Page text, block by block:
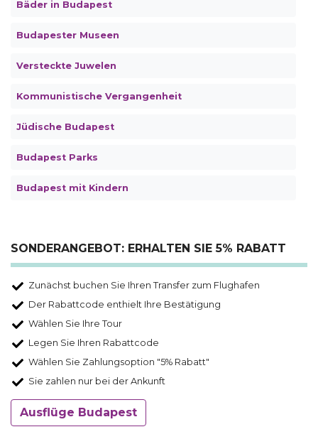
Bäder in Budapest
Budapester Museen
Versteckte Juwelen
Kommunistische Vergangenheit
Jüdische Budapest
Budapest Parks
Budapest mit Kindern
SONDERANGEBOT: ERHALTEN SIE 5% RABATT
Zunächst buchen Sie Ihren Transfer zum Flughafen
Der Rabattcode enthielt Ihre Bestätigung
Wählen Sie Ihre Tour
Legen Sie Ihren Rabattcode
Wählen Sie Zahlungsoption "5% Rabatt"
Sie zahlen nur bei der Ankunft
Ausflüge Budapest